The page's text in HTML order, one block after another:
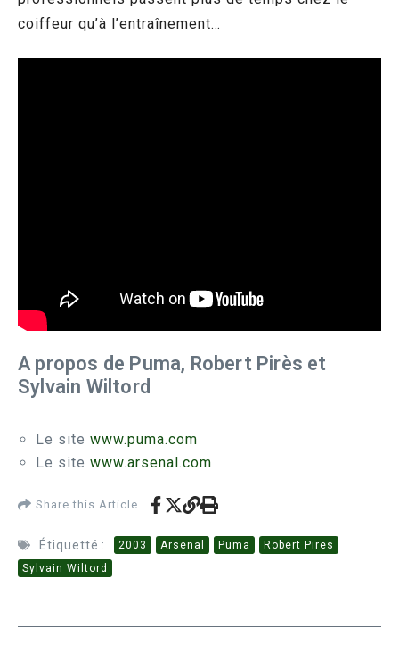
coiffeur qu’à l’entraînement…
A propos de Puma, Robert Pirès et
Sylvain Wiltord
Le site www.puma.com
Le site www.arsenal.com
Share this Article
Étiquetté : 2003 Arsenal Puma
Robert Pires
Sylvain Wiltord